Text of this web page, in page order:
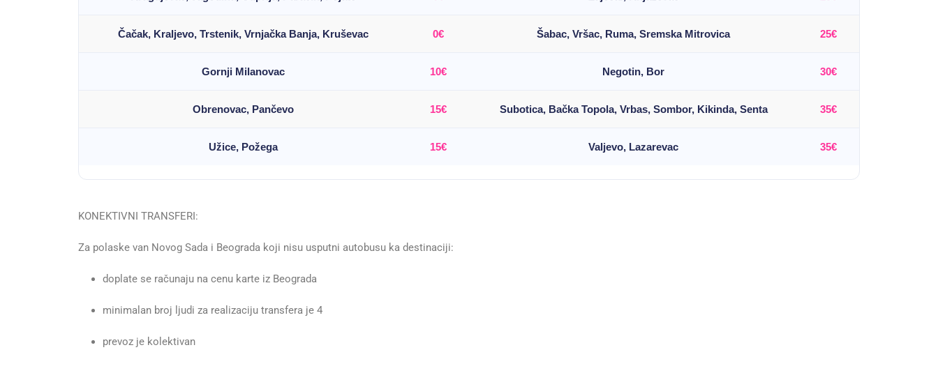
Čačak, Kraljevo, Trstenik, Vrnjačka Banja, Kruševac 0€ Šabac, Vršac, Ruma, Sremska Mitrovica 25€
Gornji Milanovac 10€ Negotin, Bor 30€
Obrenovac, Pančevo 15€ Subotica, Bačka Topola, Vrbas, Sombor, Kikinda, Senta 35€
Užice, Požega 15€ Valjevo, Lazarevac 35€
KONEKTIVNI TRANSFERI:
Za polaske van Novog Sada i Beograda koji nisu usputni autobusu ka destinaciji:
doplate se računaju na cenu karte iz Beograda
minimalan broj ljudi za realizaciju transfera je 4
prevoz je kolektivan